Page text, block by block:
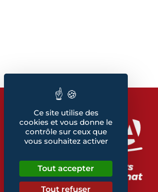
Ce site utilise des
cookies et vous donne le
contrôle sur ceux que
vous souhaitez activer
Tout accepter
Tout refuser